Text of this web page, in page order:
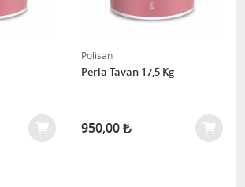
Polisan
Perla Tavan 17,5 Kg
950,00